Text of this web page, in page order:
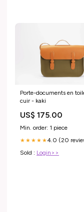
Porte-documents en
cuir - kaki
US$ 175.00
Min. order: 1 piece
★★★★★4.0 (20
Sold : Login>>